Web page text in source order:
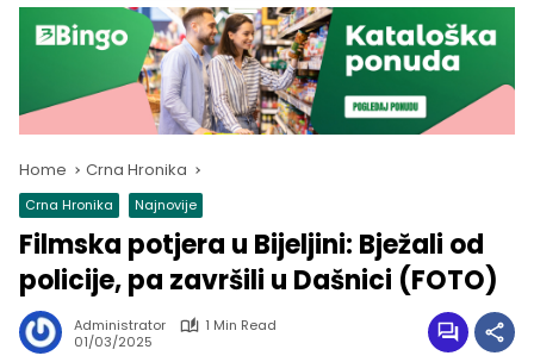
Home Crna Hronika
Crna Hronika Najnovije
Filmska potjera u Bijeljini: Bježali od
policije, pa završili u Dašnici (FOTO)
Administrator
1 Min Read
01/03/2025